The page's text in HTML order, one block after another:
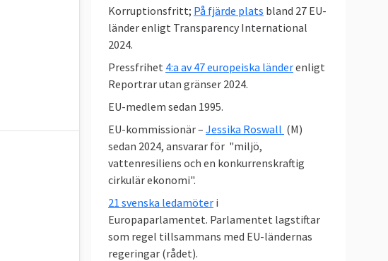
Korruptionsfritt; På fjärde plats bland 27 EU-
länder enligt Transparency International
2024.
Pressfrihet 4:a av 47 europeiska länderenligt
Reportrar utan gränser 2024.
EU-medlem sedan 1995.
EU-kommissionär – Jessika Roswall (M)
sedan 2024, ansvarar för "miljö,
vattenresiliens och en konkurrenskraftig
cirkulär ekonomi".
21 svenska ledamöter i
Europaparlamentet. Parlamentet lagstiftar
som regel tillsammans med EU-ländernas
regeringar (rådet).